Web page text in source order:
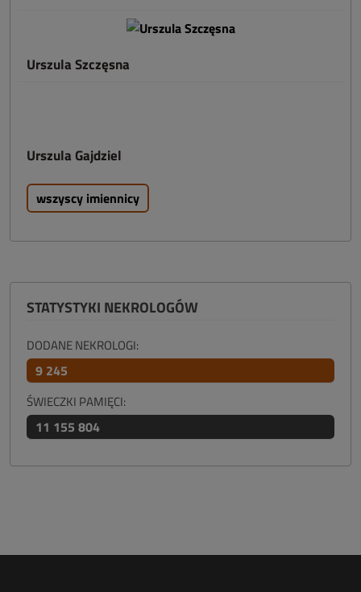
Urszula Szczęsna
Urszula Gajdziel
wszyscy imiennicy
STATYSTYKI NEKROLOGÓW
DODANE NEKROLOGI:
9 245
ŚWIECZKI PAMIĘCI:
11 155 804